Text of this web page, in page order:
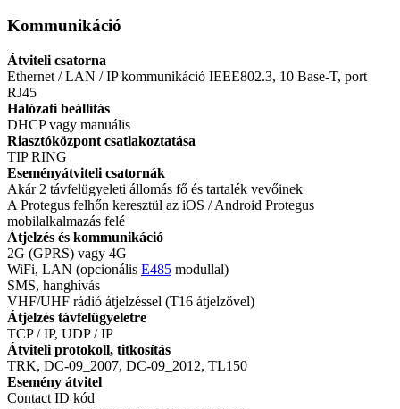
Kommunikáció
Átviteli csatorna
Ethernet / LAN / IP kommunikáció IEEE802.3, 10 Base-T, port
RJ45
Hálózati beállítás
DHCP vagy manuális
Riasztóközpont csatlakoztatása
TIP RING
Eseményátviteli csatornák
Akár 2 távfelügyeleti állomás fő és tartalék vevőinek
A Protegus felhőn keresztül az iOS / Android Protegus
mobilalkalmazás felé
Átjelzés és kommunikáció
2G (GPRS) vagy 4G
WiFi, LAN (opcionális E485 modullal)
SMS, hanghívás
VHF/UHF rádió átjelzéssel (T16 átjelzővel)
Átjelzés távfelügyeletre
TCP / IP, UDP / IP
Átviteli protokoll, titkosítás
TRK, DC-09_2007, DC-09_2012, TL150
Esemény átvitel
Contact ID kód